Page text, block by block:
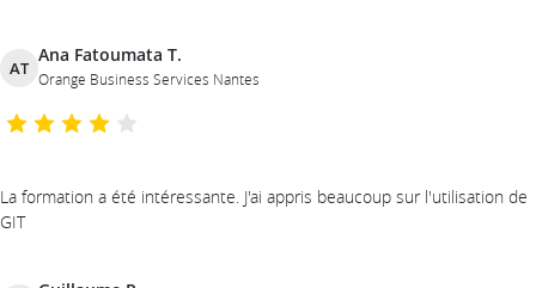
AT
Ana Fatoumata T.
Orange Business Services Nantes
La formation a été intéressante. J'ai appris beaucoup sur l'utilisation de
GIT